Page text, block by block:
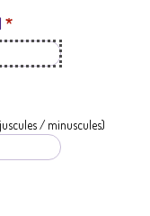
*
/ minuscules)